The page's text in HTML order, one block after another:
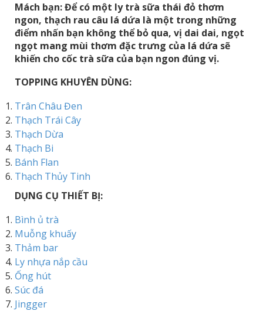
Mách bạn: Để có một ly trà sữa thái đỏ thơm
ngon, thạch rau câu lá dứa là một trong những
điểm nhấn bạn không thể bỏ qua, vị dai dai, ngọt
ngọt mang mùi thơm đặc trưng của lá dứa sẽ
khiến cho cốc trà sữa của bạn ngon đúng vị.
TOPPING KHUYÊN DÙNG:
Trân Châu Đen
Thạch Trái Cây
Thạch Dừa
Thạch Bi
Bánh Flan
Thạch Thủy Tinh
DỤNG CỤ THIẾT BỊ:
Bình ủ trà
Muỗng khuấy
Thảm bar
Ly nhựa nắp cầu
Ống hút
Súc đá
Jingger